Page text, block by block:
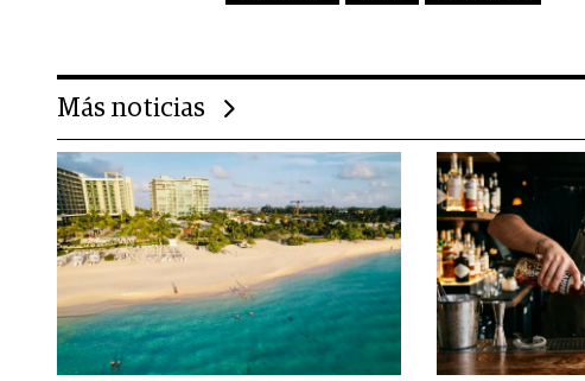
Más noticias